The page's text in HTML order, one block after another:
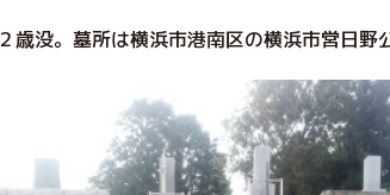
歳没。墓所は横浜市港南区の横浜市営日野